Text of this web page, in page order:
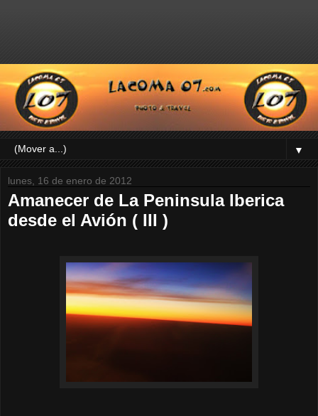
▼
lunes, 16 de enero de 2012
Amanecer de La Peninsula Iberica
desde el Avión ( III )